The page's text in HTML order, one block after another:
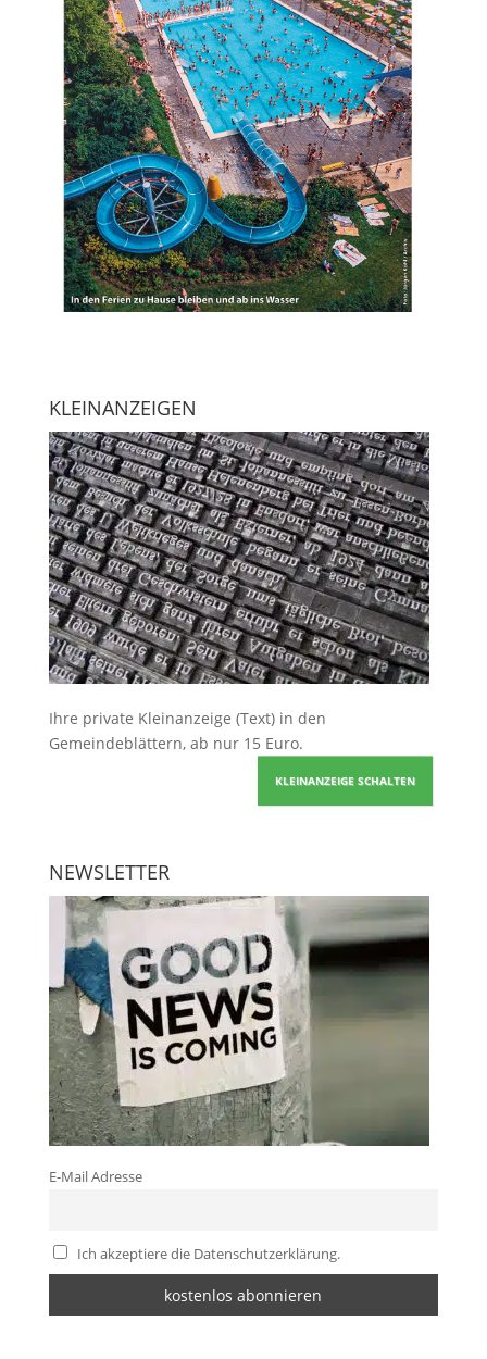
KLEINANZEIGEN
Ihre private Kleinanzeige (Text) in den
Gemeindeblättern, ab nur 15 Euro.
KLEINANZEIGE SCHALTEN
NEWSLETTER
E-Mail Adresse
Ich akzeptiere die Datenschutzerklärung.